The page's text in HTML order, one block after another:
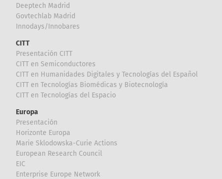
Deeptech Madrid
Govtechlab Madrid
Innodays/Innobares
CITT
Presentación CITT
CITT en Semiconductores
CITT en Humanidades Digitales y Tecnologías del Español
CITT en Tecnologías Biomédicas y Biotecnología
CITT en Tecnologías del Espacio
Europa
Presentación
Horizonte Europa
Marie Sklodowska-Curie Actions
European Research Council
EIC
Enterprise Europe Network